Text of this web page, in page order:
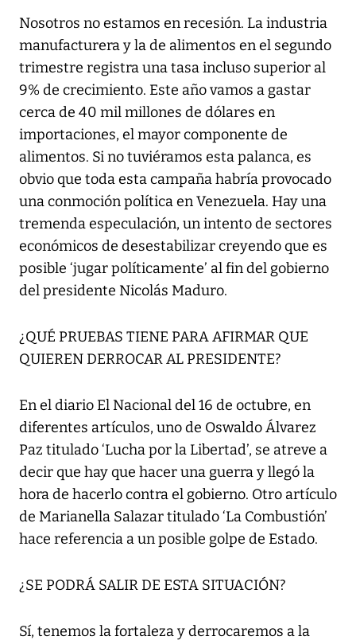
Nosotros no estamos en recesión. La industria
manufacturera y la de alimentos en el segundo
trimestre registra una tasa incluso superior al
9% de crecimiento. Este año vamos a gastar
cerca de 40 mil millones de dólares en
importaciones, el mayor componente de
alimentos. Si no tuviéramos esta palanca, es
obvio que toda esta campaña habría provocado
una conmoción política en Venezuela. Hay una
tremenda especulación, un intento de sectores
económicos de desestabilizar creyendo que es
posible ‘jugar políticamente’ al fin del gobierno
del presidente Nicolás Maduro.
¿QUÉ PRUEBAS TIENE PARA AFIRMAR QUE
QUIEREN DERROCAR AL PRESIDENTE?
En el diario El Nacional del 16 de octubre, en
diferentes artículos, uno de Oswaldo Álvarez
Paz titulado ‘Lucha por la Libertad’, se atreve a
decir que hay que hacer una guerra y llegó la
hora de hacerlo contra el gobierno. Otro artículo
de Marianella Salazar titulado ‘La Combustión’
hace referencia a un posible golpe de Estado.
¿SE PODRÁ SALIR DE ESTA SITUACIÓN?
Sí, tenemos la fortaleza y derrocaremos a la